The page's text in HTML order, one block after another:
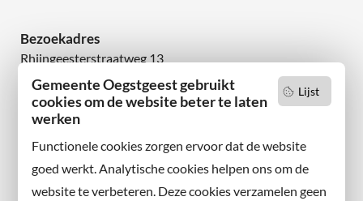
Lijst
Gemeente Oegstgeest gebruikt
cookies om de website beter te laten
werken
Functionele cookies zorgen ervoor dat de website
goed werkt. Analytische cookies helpen ons om de
website te verbeteren. Deze cookies verzamelen geen
Bezoekadres
Rhijngeesterstraatweg 13
2342 AN Oegstgeest
Wilt u niets missen?
en volg ons ook op sociale media.
Facebook